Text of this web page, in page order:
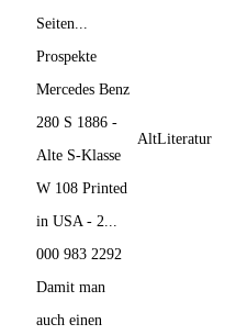
Seiten...
Prospekte
Mercedes Benz
280 S 1886 -
Alte S-Klasse
W 108 Printed
in USA - 2...
AltLiteratur
000 983 2292
Damit man
auch einen